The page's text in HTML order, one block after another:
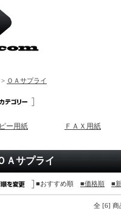
> ＯＡサプライ
ー用紙 ＦＡＸ用紙
Ａサプライ
■おすすめ順 ■価格順 ■
全 [6] 商